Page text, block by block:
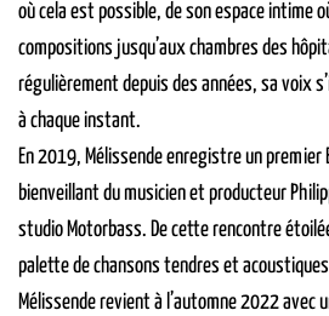
où cela est possible, de son espace intime
compositions jusqu’aux chambres des
régulièrement depuis des années, sa voix
à chaque instant.
En 2019, Mélissende enregistre un premier
bienveillant du musicien et producteur
studio Motorbass. De cette rencontre
palette de chansons tendres et
Mélissende revient à l’automne 2022 avec